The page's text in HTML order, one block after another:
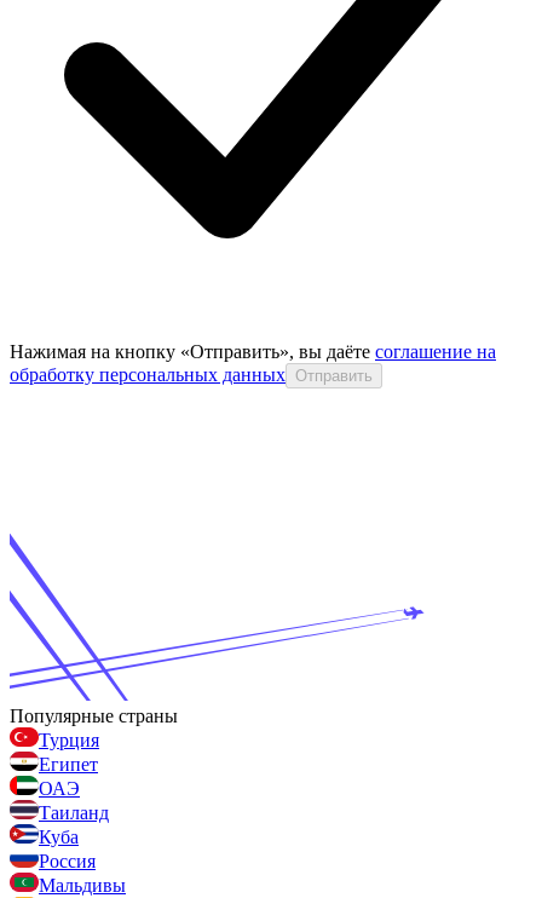
Нажимая на кнопку «Отправить», вы даёте соглашение на
обработку персональных данных Отправить
Популярные страны
Турция
Египет
ОАЭ
Таиланд
Куба
Россия
Мальдивы